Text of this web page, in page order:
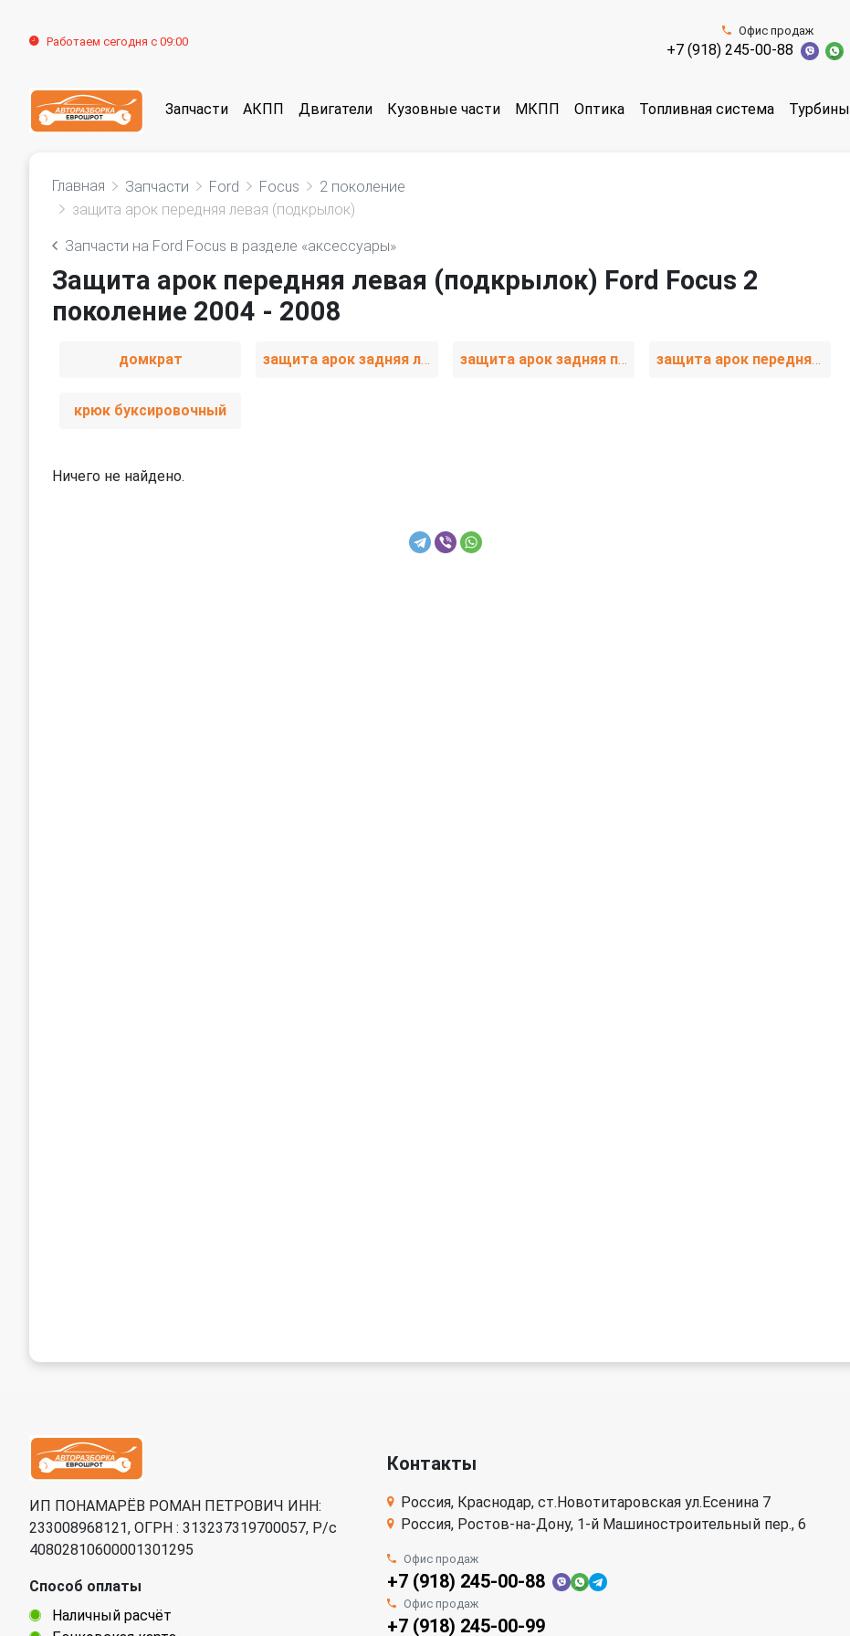
Работаем сегодня с 09:00
Офис продаж
+7 (918) 245-00-88
Запчасти АКПП Двигатели Кузовные части МКПП Оптика Топливная система Турбины
Главная Запчасти Ford Focus
2 поколение
защита арок передняя левая (подкрылок)
Запчасти на Ford Focus в разделе «аксессуары»
Защита арок передняя левая (подкрылок) Ford Focus 2
поколение 2004 - 2008
домкрат защита арок задняя левая (подкрылок) защита арок задняя правая (подкрылок) защита арок передняя правая (подкрылок)
крюк буксировочный
Ничего не найдено.
ИП ПОНАМАРЁВ РОМАН ПЕТРОВИЧ ИНН:
233008968121, ОГРН : 313237319700057, Р/c
40802810600001301295
Способ оплаты
Наличный расчёт
Контакты
Россия, Краснодар, ст.Новотитаровская ул.Есенина 7
Россия, Ростов-на-Дону, 1-й Машиностроительный пер., 6
Офис продаж
+7 (918) 245-00-88
Офис продаж
+7 (918) 245-00-99